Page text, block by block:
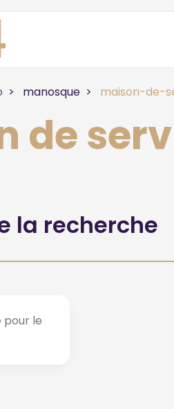
manosque maison-de-
de
la recherche
pour le